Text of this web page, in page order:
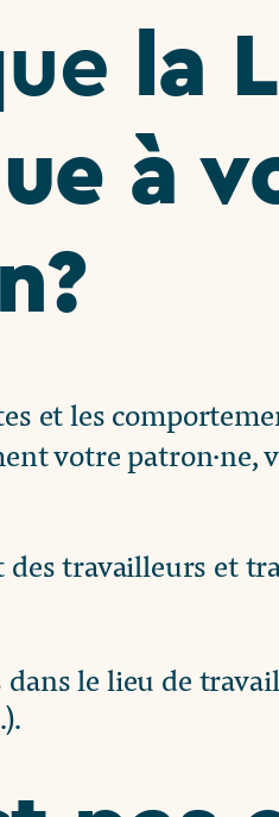
la
à
et les
votre patron·ne,
travailleurs et
le lieu de